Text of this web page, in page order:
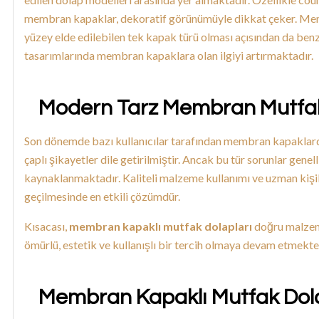
membran kapaklar, dekoratif görünümüyle dikkat çeker.
yüzey elde edilebilen tek kapak türü olması açısından da
tasarımlarında membran kapaklara olan ilgiyi artırmaktadır.
Modern Tarz Membran
Son dönemde bazı kullanıcılar tarafından membran
çaplı şikayetler dile getirilmiştir. Ancak bu tür sorunlar
kaynaklanmaktadır. Kaliteli malzeme kullanımı ve uzman
geçilmesinde en etkili çözümdür.
Kısacası, membran kapaklı mutfak dolapları doğru
ömürlü, estetik ve kullanışlı bir tercih olmaya devam
Membran Kapaklı Mutfak